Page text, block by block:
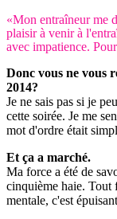
«Mon entraîneur me
plaisir à venir à
avec impatience.
Donc vous ne vous
2014?
Je ne sais pas si je
cette soirée. Je me
mot d'ordre était
Et ça a marché.
Ma force a été de
cinquième haie. Tout
mentale, c'est